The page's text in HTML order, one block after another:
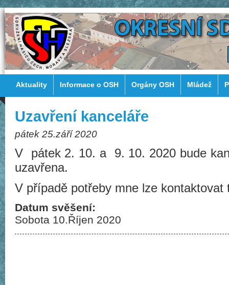
Aktuality Informace o OSH Orgány OSH Mládež
Uzavření kanceláře
pátek 25.září 2020
V pátek 2. 10. a 9. 10. 2020 bude
uzavřena.
V případě potřeby mne lze kontaktovat
Datum svěšení:
Sobota 10.Říjen 2020